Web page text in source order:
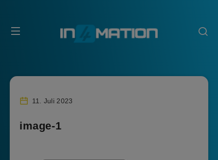
11. Juli 2023
image-1